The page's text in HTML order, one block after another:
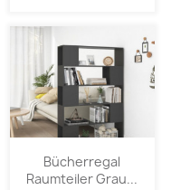
Bücherregal
Raumteiler Grau...